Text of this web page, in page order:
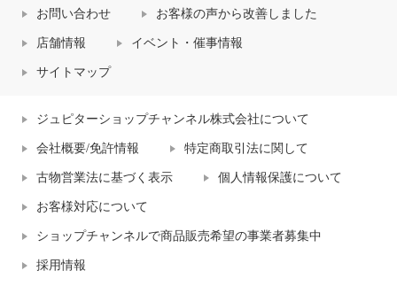
お問い合わせ お客様の声から改善しました
店舗情報 イベント・催事情報
サイトマップ
ジュピターショップチャンネル株式会社について
会社概要/免許情報 特定商取引法に関して
古物営業法に基づく表示 個人情報保護について
お客様対応について
ショップチャンネルで商品販売希望の事業者募集中
採用情報